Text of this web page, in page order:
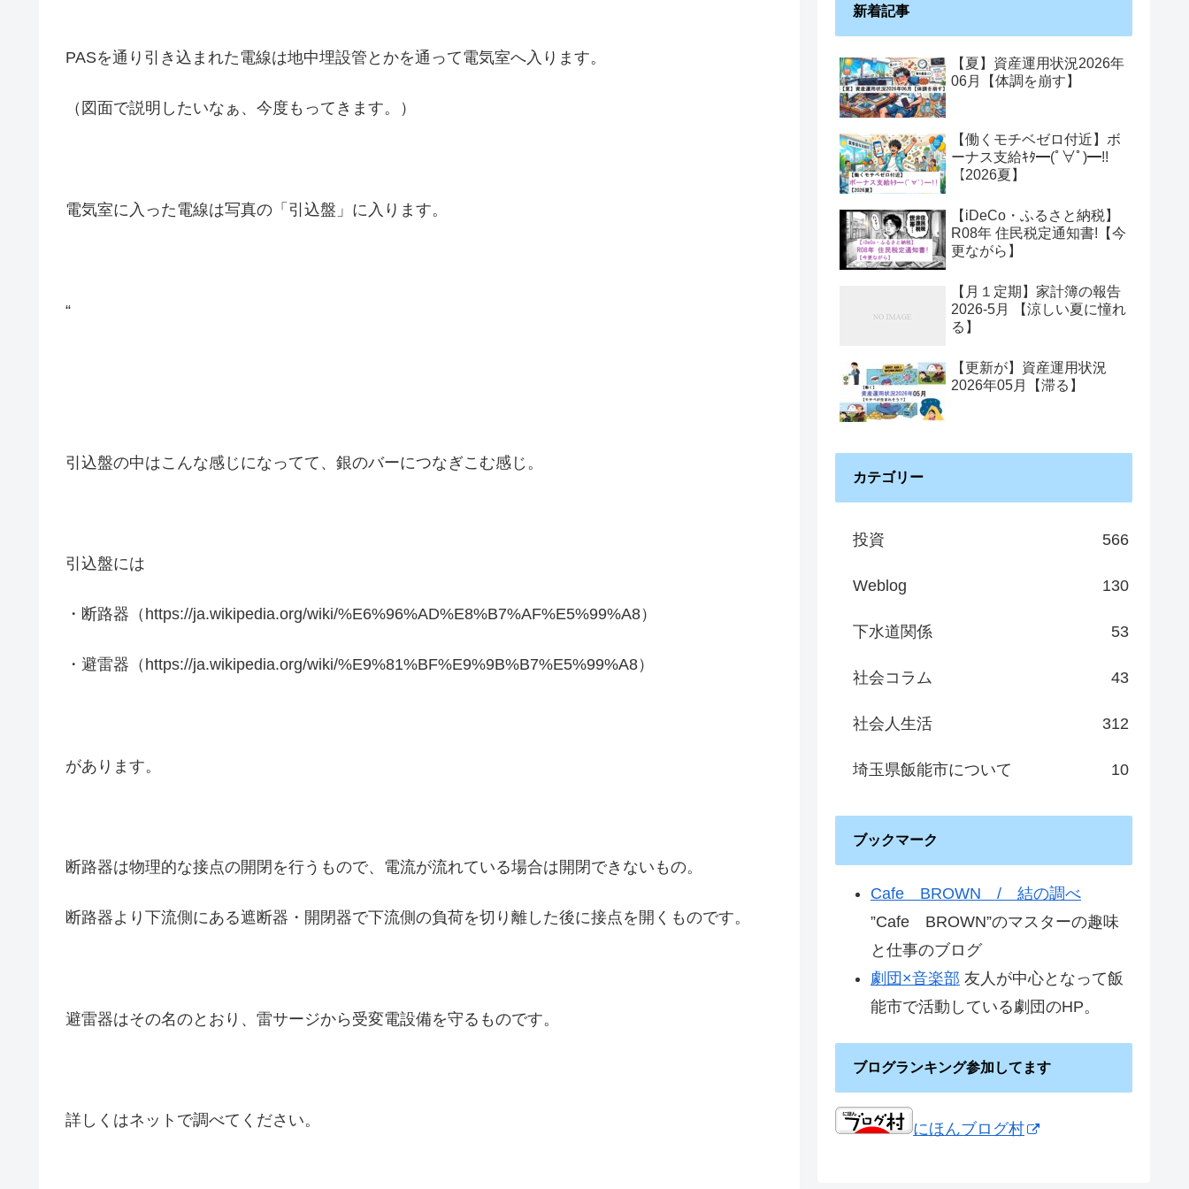
PASを通り引き込まれた電線は地中埋設管とかを通って電気室へ入ります。
（図面で説明したいなぁ、今度もってきます。）
電気室に入った電線は写真の「引込盤」に入ります。
“
引込盤の中はこんな感じになってて、銀のバーにつなぎこむ感じ。
引込盤には
・断路器（https://ja.wikipedia.org/wiki/%E6%96%AD%E8%B7%AF%E5%99%A8）
・避雷器（https://ja.wikipedia.org/wiki/%E9%81%BF%E9%9B%B7%E5%99%A8）
があります。
断路器は物理的な接点の開閉を行うもので、電流が流れている場合は開閉できないもの。
断路器より下流側にある遮断器・開閉器で下流側の負荷を切り離した後に接点を開くものです。
避雷器はその名のとおり、雷サージから受変電設備を守るものです。
詳しくはネットで調べてください。
新着記事
【夏】資産運用状況2026年
06月【体調を崩す】
【働くモチベゼロ付近】ボ
ーナス支給ｷﾀ━(ﾟ∀ﾟ)━!!
【2026夏】
【iDeCo・ふるさと納税】
R08年 住民税定通知書!【今
更ながら】
【月１定期】家計簿の報告
2026-5月 【涼しい夏に憧れ
る】
【更新が】資産運用状況
2026年05月【滞る】
カテゴリー
投資 566
Weblog 130
下水道関係 53
社会コラム 43
社会人生活 312
埼玉県飯能市について 10
ブックマーク
Cafe BROWN / 結の調べ
”Cafe BROWN”のマスターの趣味
と仕事のブログ
劇団×音楽部 友人が中心となって飯
能市で活動している劇団のHP。
ブログランキング参加してます
にほんブログ村